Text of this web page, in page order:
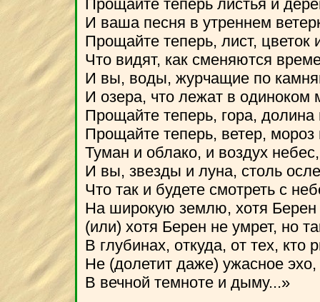
Прощайте теперь листья и
И ваша песня в утреннем
Прощайте теперь, лист, цветок
Что видят, как сменяются
И вы, воды, журчащие по
И озера, что лежат в одиноком
Прощайте теперь, гора, долина
Прощайте теперь, ветер,
Туман и облако, и воздух небес,
И вы, звезды и луна, столь
Что так и будете смотреть с
На широкую землю, хотя Берен
(или) хотя Берен не умрет, но
В глубинах, откуда, от тех, кто
Не (долетит даже) ужасное
В вечной темноте и дыму...»